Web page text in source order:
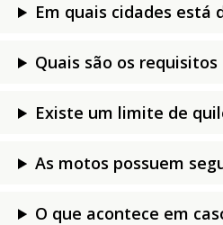
Em quais cidades está
Quais são os
Existe um limite de
As motos possuem
O que acontece em